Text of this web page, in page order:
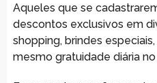
Aqueles que se
descontos exclusivos em
shopping, brindes
mesmo gratuidade diária